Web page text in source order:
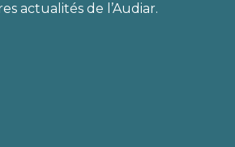
actualités de l’Audiar.